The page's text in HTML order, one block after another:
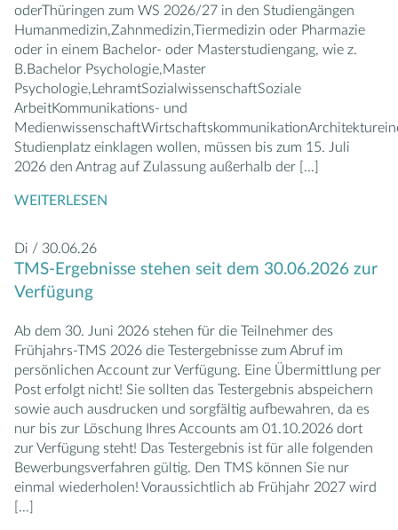
oderThüringen zum WS 2026/27 in den Studiengängen
Humanmedizin,Zahnmedizin,Tiermedizin oder Pharmazie
oder in einem Bachelor- oder Masterstudiengang, wie z.
B.Bachelor Psychologie,Master
Psychologie,LehramtSozialwissenschaftSoziale
ArbeitKommunikations- und
Studienplatz einklagen wollen, müssen bis zum 15. Juli
2026 den Antrag auf Zulassung außerhalb der [...]
WEITERLESEN
Di / 30.06.26
TMS-Ergebnisse stehen seit dem 30.06.2026 zur
Verfügung
Ab dem 30. Juni 2026 stehen für die Teilnehmer des
Frühjahrs-TMS 2026 die Testergebnisse zum Abruf im
persönlichen Account zur Verfügung. Eine Übermittlung per
Post erfolgt nicht! Sie sollten das Testergebnis abspeichern
sowie auch ausdrucken und sorgfältig aufbewahren, da es
nur bis zur Löschung Ihres Accounts am 01.10.2026 dort
zur Verfügung steht! Das Testergebnis ist für alle folgenden
Bewerbungsverfahren gültig. Den TMS können Sie nur
einmal wiederholen! Voraussichtlich ab Frühjahr 2027 wird
[...]